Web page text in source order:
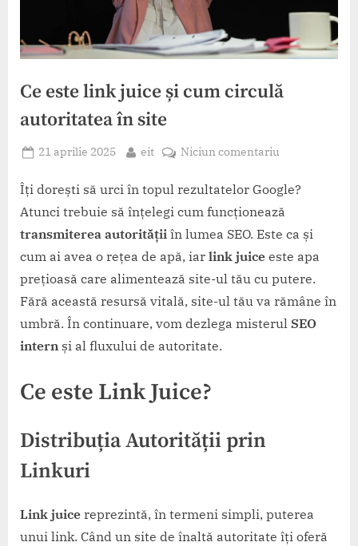
Ce este link juice și cum circulă
autoritatea în site
Posted
21 aprilie 2025 By
eit Niciun comentariu
este
link
și
cum
circulă
autoritatea
în
Îți dorești să urci în topul rezultatelor Google?
Atunci trebuie să înțelegi cum funcționează
transmiterea autorității în lumea SEO. Este ca și
cum ai avea o rețea de apă, iar link juice este apa
prețioasă care alimentează site-ul tău cu putere.
Fără această resursă vitală, site-ul tău va rămâne în
umbră. În continuare, vom dezlega misterul SEO
intern și al fluxului de autoritate.
Ce este Link Juice?
Distribuția Autorității prin
Linkuri
Link juice reprezintă, în termeni simpli, puterea
unui link. Când un site de înaltă autoritate îți oferă